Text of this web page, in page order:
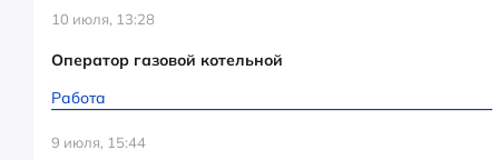
10 июля, 13:28
Оператор газовой котельной
Работа
9 июля, 15:44